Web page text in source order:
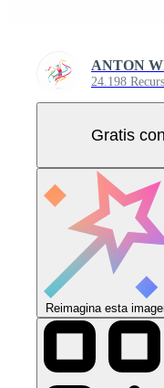
ANTON
24.198
Gratis
Reimagina esta